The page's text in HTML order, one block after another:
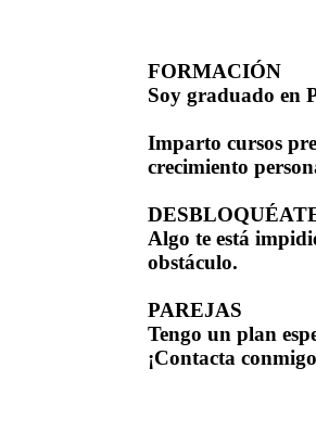
FORMACIÓN
Soy graduado en
Imparto cursos
crecimiento
Algo te está
obstáculo.
PAREJAS
Tengo un plan
¡Contacta